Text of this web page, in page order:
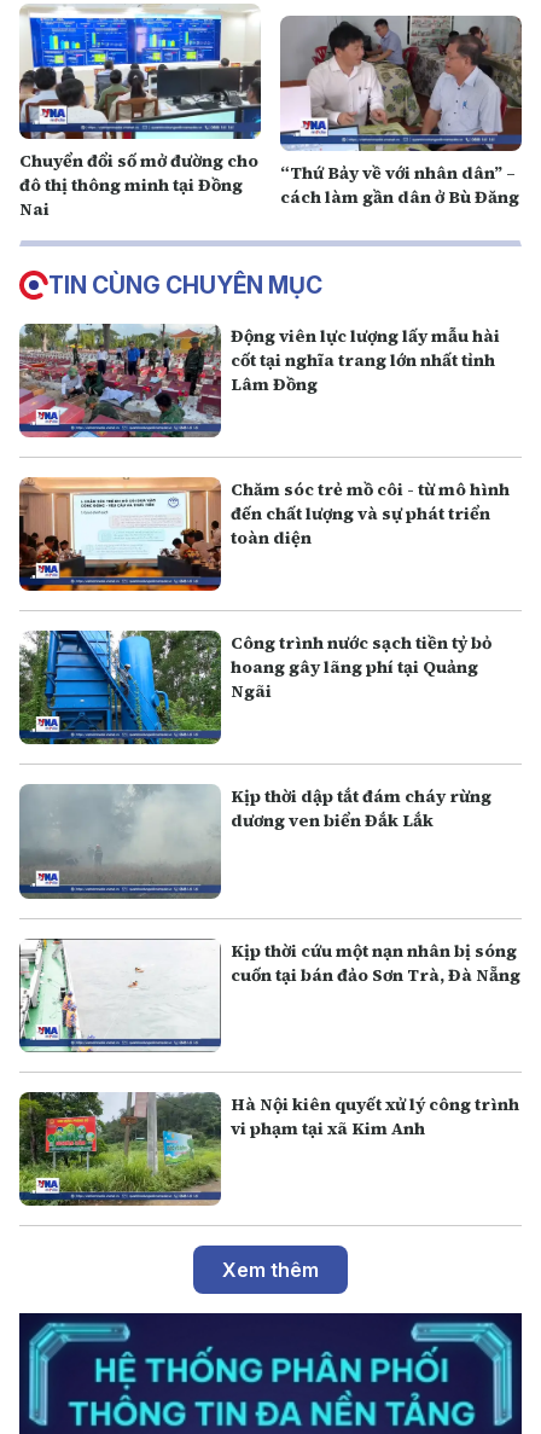
Chuyển đổi số mở đường cho
đô thị thông minh tại Đồng
Nai
“Thứ Bảy về với nhân dân” –
cách làm gần dân ở Bù Đăng
TIN CÙNG CHUYÊN MỤC
Động viên lực lượng lấy mẫu hài
cốt tại nghĩa trang lớn nhất tỉnh
Lâm Đồng
Chăm sóc trẻ mồ côi - từ mô hình
đến chất lượng và sự phát triển
toàn diện
Công trình nước sạch tiền tỷ bỏ
hoang gây lãng phí tại Quảng
Ngãi
Kịp thời dập tắt đám cháy rừng
dương ven biển Đắk Lắk
Kịp thời cứu một nạn nhân bị sóng
cuốn tại bán đảo Sơn Trà, Đà Nẵng
Hà Nội kiên quyết xử lý công trình
vi phạm tại xã Kim Anh
Xem thêm